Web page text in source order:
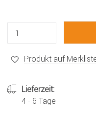
Produkt auf
Lieferzeit:
4 - 6 Tage